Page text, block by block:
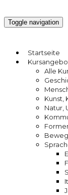
Toggle navigation
Startseite
Alle
Kunst,
Natur,